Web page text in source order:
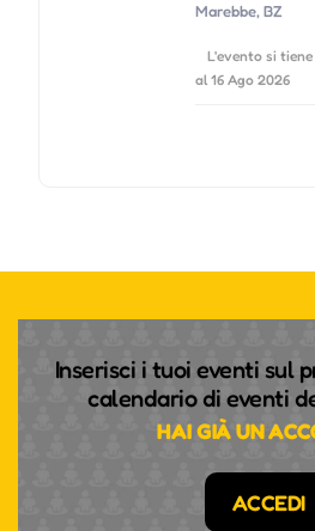
Marebbe, BZ
L'evento si
al 16 Ago 2026
Inserisci i tuoi eventi sul
calendario di eventi
HAI GIÀ UN
ACCEDI